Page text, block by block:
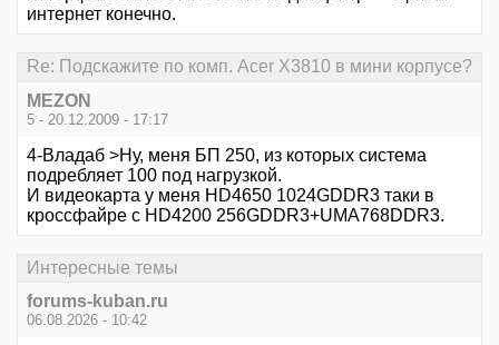
интернет конечно.
Re: Подскажите по комп. Acer X3810 в мини корпусе?
MEZON
5 - 20.12.2009 - 17:17
4-Владаб >Ну, меня БП 250, из которых система
подребляет 100 под нагрузкой.
И видеокарта у меня HD4650 1024GDDR3 таки в
кроссфайре с HD4200 256GDDR3+UMA768DDR3.
Интересные темы
forums-kuban.ru
06.08.2026 - 10:42